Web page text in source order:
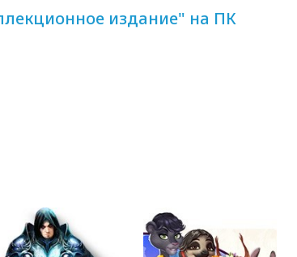
издание" на ПК